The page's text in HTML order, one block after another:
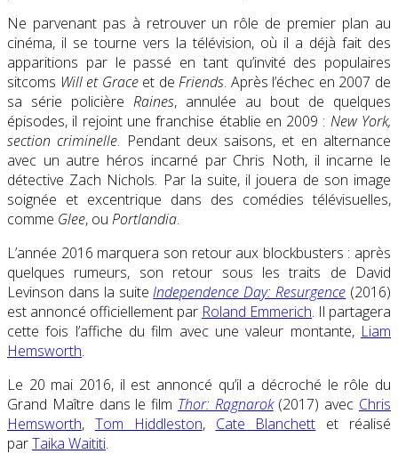
Ne parvenant pas à retrouver un rôle de premier plan au
cinéma, il se tourne vers la télévision, où il a déjà fait des
apparitions par le passé en tant qu’invité des populaires
sitcoms Will et Graceet deFriends. Après l’échec en 2007 de
sa série policière Raines, annulée au bout de quelques
épisodes, il rejoint une franchise établie en 2009 : New York,
section criminelle. Pendant deux saisons, et en alternance
avec un autre héros incarné par Chris Noth, il incarne le
détective Zach Nichols. Par la suite, il jouera de son image
soignée et excentrique dans des comédies télévisuelles,
comme Glee, ou Portlandia.
L’année 2016 marquera son retour aux blockbusters : après
quelques rumeurs, son retour sous les traits de David
Levinson dans la suiteIndependence Day: Resurgence (2016)
est annoncé officiellement par Roland Emmerich. Il partagera
cette fois l’affiche du film avec une valeur montante, Liam
Hemsworth.
Le 20 mai 2016, il est annoncé qu’il a décroché le rôle du
Grand Maître dans le film Thor: Ragnarok(2017) avec Chris
Hemsworth, Tom Hiddleston, Cate Blanchett et réalisé
parTaika Waititi.